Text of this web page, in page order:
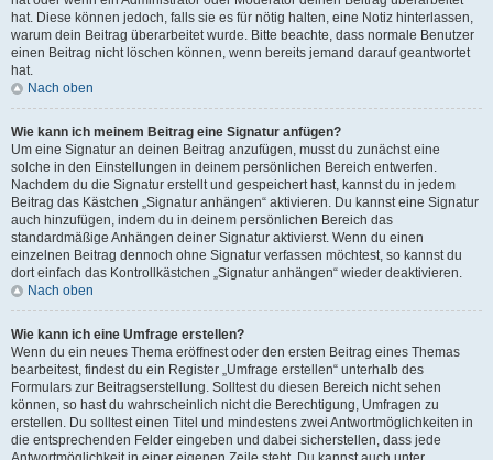
hat. Diese können jedoch, falls sie es für nötig halten, eine Notiz hinterlassen,
warum dein Beitrag überarbeitet wurde. Bitte beachte, dass normale Benutzer
einen Beitrag nicht löschen können, wenn bereits jemand darauf geantwortet
hat.
Nach oben
Wie kann ich meinem Beitrag eine Signatur anfügen?
Um eine Signatur an deinen Beitrag anzufügen, musst du zunächst eine
solche in den Einstellungen in deinem persönlichen Bereich entwerfen.
Nachdem du die Signatur erstellt und gespeichert hast, kannst du in jedem
Beitrag das Kästchen „Signatur anhängen“ aktivieren. Du kannst eine Signatur
auch hinzufügen, indem du in deinem persönlichen Bereich das
standardmäßige Anhängen deiner Signatur aktivierst. Wenn du einen
einzelnen Beitrag dennoch ohne Signatur verfassen möchtest, so kannst du
dort einfach das Kontrollkästchen „Signatur anhängen“ wieder deaktivieren.
Nach oben
Wie kann ich eine Umfrage erstellen?
Wenn du ein neues Thema eröffnest oder den ersten Beitrag eines Themas
bearbeitest, findest du ein Register „Umfrage erstellen“ unterhalb des
Formulars zur Beitragserstellung. Solltest du diesen Bereich nicht sehen
können, so hast du wahrscheinlich nicht die Berechtigung, Umfragen zu
erstellen. Du solltest einen Titel und mindestens zwei Antwortmöglichkeiten in
die entsprechenden Felder eingeben und dabei sicherstellen, dass jede